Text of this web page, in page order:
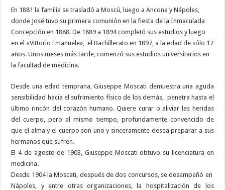
En 1881 la familia se trasladó a Moscú, luego a Ancona y Nápoles,
donde José tuvo su primera comunión en la fiesta de la Inmaculada
Concepción en 1888. De 1889 a 1894 completó sus estudios y luego
en el «Vittorio Emanuele», el Bachillerato en 1897, a la edad de sólo 17
años. Unos meses más tarde, comenzó sus estudios universitarios en
la facultad de medicina.
Desde una edad temprana, Giuseppe Moscati demuestra una aguda
sensibilidad hacia el sufrimiento físico de los demás, penetra hasta el
último rincón del corazón humano. Quiere curar o aliviar las heridas
del cuerpo, pero al mismo tiempo, profundamente convencido de
que el alma y el cuerpo son uno y sinceramente desea preparar a sus
hermanos que sufren.
El 4 de agosto de 1903, Giuseppe Moscati obtuvo su licenciatura en
medicina.
Desde 1904 la Moscati, después de dos concursos, se desempeñó en
Nápoles, y entre otras organizaciones, la hospitalización de los